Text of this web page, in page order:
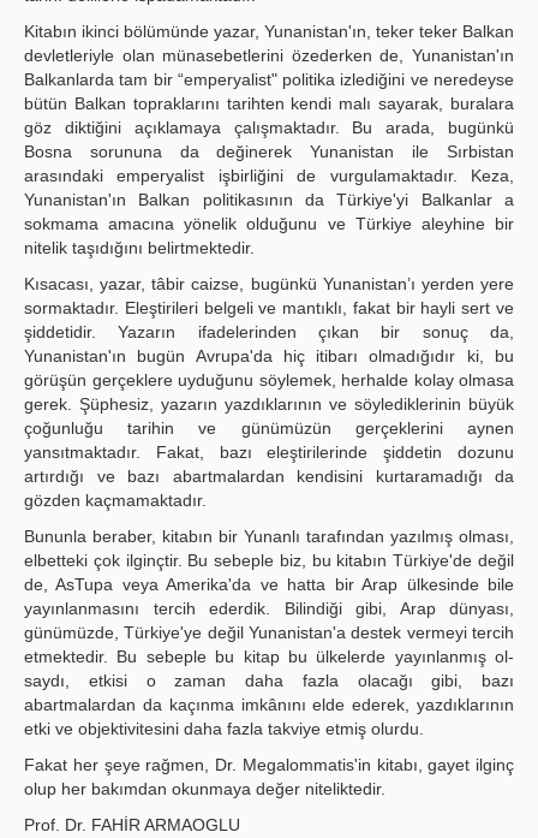
Kitabın ikinci bölümünde yazar, Yunanistan'ın, teker teker Balkan
devletleriyle olan mü­nasebetlerini özederken de, Yunanistan'ın
Balkanlarda tam bir “emperyalist" politika izlediğini ve neredeyse
bütün Balkan topraklarını tarihten kendi malı sayarak, buralara
göz diktiğini açık­lamaya çalışmaktadır. Bu arada, bugünkü
Bosna sorununa da değinerek Yunanistan ile Sırbis­tan
arasındaki emperyalist işbirliğini de vurgulamaktadır. Keza,
Yunanistan'ın Balkan politikası­nın da Türkiye'yi Balkanlar a
sokmama amacına yönelik olduğunu ve Türkiye aleyhine bir
nite­lik taşıdığını belirtmektedir.
Kısacası, yazar, tâbir caizse, bugünkü Yunanistan’ı yerden yere
sormaktadır. Eleştirileri belgeli ve mantıklı, fakat bir hayli sert ve
şiddetidir. Yazarın ifadelerinden çıkan bir sonuç da,
Yunanistan'ın bugün Avrupa'da hiç itibarı olmadığıdır ki, bu
görüşün gerçeklere uyduğunu söy­lemek, herhalde kolay olmasa
gerek. Şüphesiz, yazarın yazdıklarının ve söylediklerinin büyük
çoğunluğu tarihin ve günümüzün gerçeklerini aynen
yansıtmaktadır. Fakat, bazı eleştirilerinde şiddetin dozunu
artırdığı ve bazı abartmalardan kendisini kurtaramadığı da
gözden kaçmamak­tadır.
Bununla beraber, kitabın bir Yunanlı tarafından yazılmış olması,
elbetteki çok ilginçtir. Bu sebeple biz, bu kitabın Türkiye'de değil
de, AsTupa veya Amerika'da ve hatta bir Arap ülkesinde bile
yayınlanmasını tercih ederdik. Bilindiği gibi, Arap dünyası,
günümüzde, Türkiye'ye değil Yunanistan'a destek vermeyi tercih
etmektedir. Bu sebeple bu kitap bu ülkelerde yayınlanmış ol­
saydı, etkisi o zaman daha fazla olacağı gibi, bazı
abartmalardan da kaçınma imkânını elde ede­rek, yazdıklarının
etki ve objektivitesini daha fazla takviye etmiş olurdu.
Fakat her şeye rağmen, Dr. Megalommatis'in kitabı, gayet ilginç
olup her bakımdan okunmaya değer niteliktedir.
Prof. Dr. FAHİR ARMAOGLU